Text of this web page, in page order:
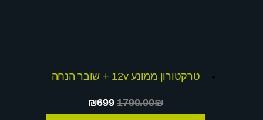
טרקטורון ממונע 12v + שובר הנחה
₪6991790.00₪